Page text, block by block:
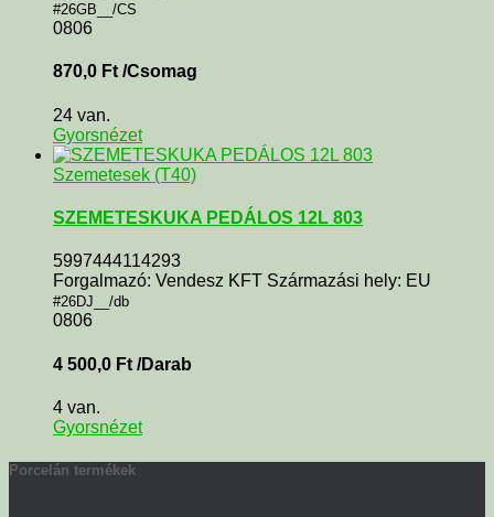
#26GB__/CS
0806
870,0 Ft /Csomag
24 van.
Gyorsnézet
Szemetesek (T40)
SZEMETESKUKA PEDÁLOS 12L 803
5997444114293
Forgalmazó: Vendesz KFT Származási hely: EU
#26DJ__/db
0806
4 500,0 Ft /Darab
4 van.
Gyorsnézet
Porcelán termékek